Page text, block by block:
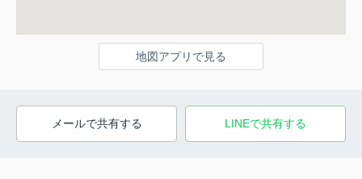
地図アプリで見る
メールで共有する LINEで共有する